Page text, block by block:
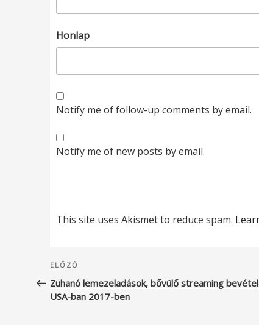
Honlap
Notify me of follow-up comments by email.
Notify me of new posts by email.
This site uses Akismet to reduce spam.
Bejegyzés
navigáció
Korábbi
bejegyzés
ELŐZŐ
Zuhanó lemezeladások, bővülő streaming
USA-ban 2017-ben